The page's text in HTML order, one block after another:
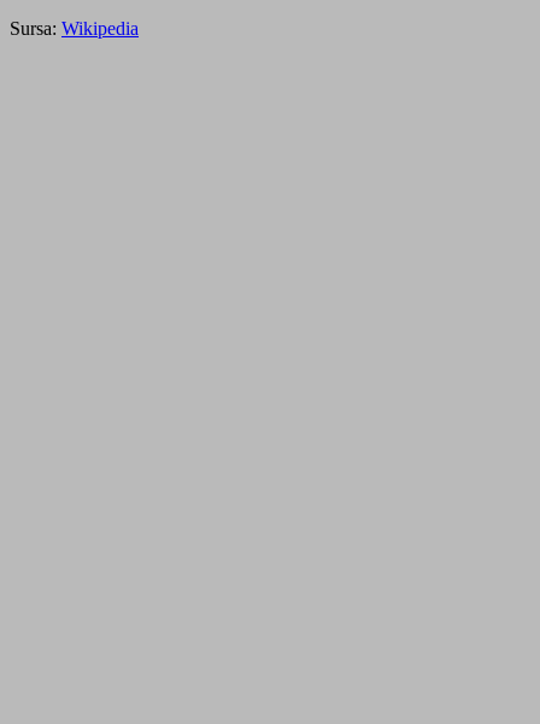
Sursa: Wikipedia